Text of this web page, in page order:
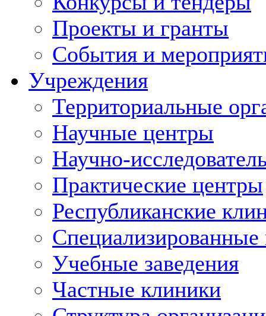
Проекты и гранты
События и
Учреждения
Территориальные
Научные центры
Научно-
Практические центры
Республиканские
Учебные заведения
Частные клиники